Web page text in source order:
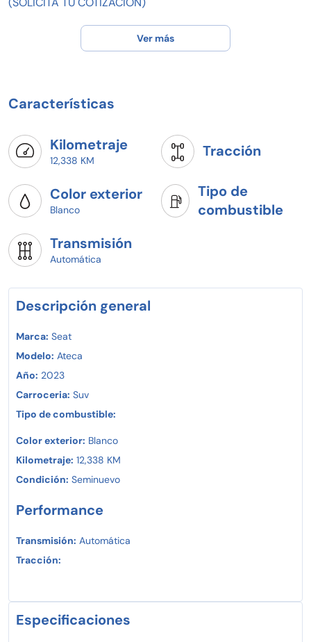
* TOMAMOS TU AUTO A CUENTA (AVALUO SIN COSTO)
* ¡APARTALO YA!
Ver más
Características
Kilometraje
12,338 KM
Tracción
Color exterior
Blanco
Tipo de
combustible
Transmisión
Automática
Descripción general
Marca: Seat
Modelo: Ateca
Año: 2023
Carroceria: Suv
Tipo de combustible:
Color exterior: Blanco
Kilometraje: 12,338 KM
Condición: Seminuevo
Performance
Transmisión: Automática
Tracción:
Especificaciones